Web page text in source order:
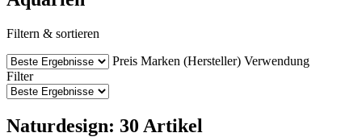
Filtern & sortieren
Preis Marken (Hersteller) Verwendung
Filter
Naturdesign: 30 Artikel